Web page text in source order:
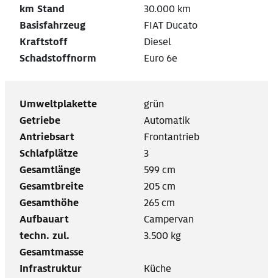
km Stand
30.000 km
Basisfahrzeug
FIAT Ducato
Kraftstoff
Diesel
Schadstoffnorm
Euro 6e
Umweltplakette
grün
Getriebe
Automatik
Antriebsart
Frontantrieb
Schlafplätze
3
Gesamtlänge
599 cm
Gesamtbreite
205 cm
Gesamthöhe
265 cm
Aufbauart
Campervan
techn. zul.
Gesamtmasse
3.500 kg
Infrastruktur
Küche